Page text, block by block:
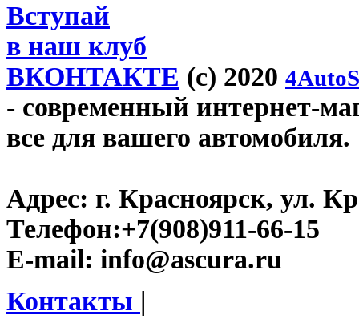
Вступай
в наш клуб
ВКОНТАКТЕ (c) 2020
- современный интернет-
все для вашего автомобиля.
Адрес: г. Красноярск, ул.
Телефон:+7(908)911-66-15
E-mail: info@ascura.ru
Контакты |